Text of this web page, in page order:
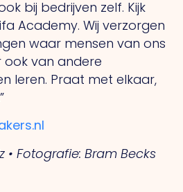
bij bedrijven zelf. Kijk
Academy. Wij verzorgen
waar mensen van ons
ook van andere
leren. Praat met elkaar,
• Fotografie: Bram Becks